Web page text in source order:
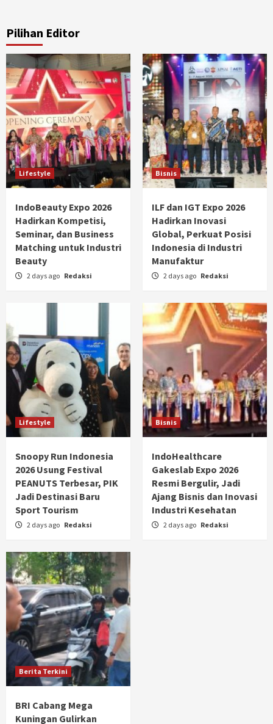
Pilihan Editor
Lifestyle
IndoBeauty Expo 2026
Hadirkan Kompetisi,
Seminar, dan Business
Matching untuk Industri
Beauty
2 days ago Redaksi
Bisnis
ILF dan IGT Expo 2026
Hadirkan Inovasi
Global, Perkuat Posisi
Indonesia di Industri
Manufaktur
2 days ago Redaksi
Lifestyle
Snoopy Run Indonesia
2026 Usung Festival
PEANUTS Terbesar, PIK
Jadi Destinasi Baru
Sport Tourism
2 days ago Redaksi
Bisnis
IndoHealthcare
Gakeslab Expo 2026
Resmi Bergulir, Jadi
Ajang Bisnis dan Inovasi
Industri Kesehatan
2 days ago Redaksi
Berita Terkini
BRI Cabang Mega
Kuningan Gulirkan